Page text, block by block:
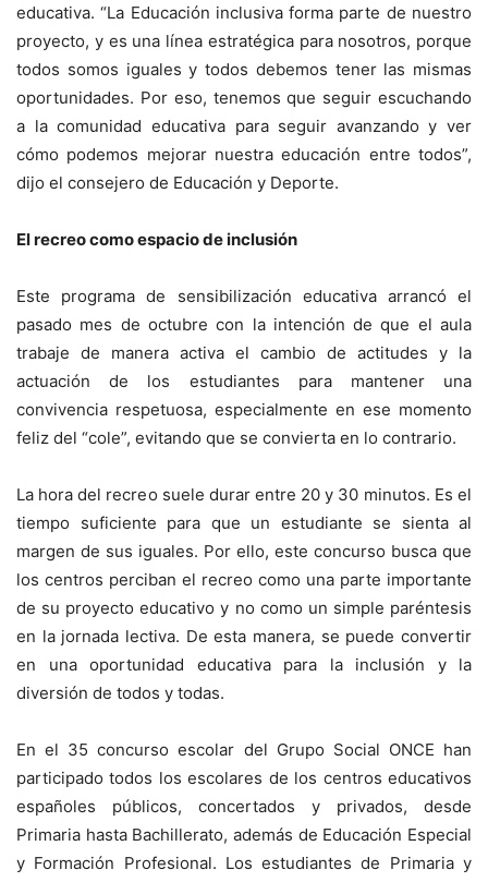
educativa. “La Educación inclusiva forma parte de nuestro
proyecto, y es una línea estratégica para nosotros, porque
todos somos iguales y todos debemos tener las mismas
oportunidades. Por eso, tenemos que seguir escuchando
a la comunidad educativa para seguir avanzando y ver
cómo podemos mejorar nuestra educación entre todos”,
dijo el consejero de Educación y Deporte.
El recreo como espacio de inclusión
Este programa de sensibilización educativa arrancó el
pasado mes de octubre con la intención de que el aula
trabaje de manera activa el cambio de actitudes y la
actuación de los estudiantes para mantener una
convivencia respetuosa, especialmente en ese momento
feliz del “cole”, evitando que se convierta en lo contrario.
La hora del recreo suele durar entre 20 y 30 minutos. Es el
tiempo suficiente para que un estudiante se sienta al
margen de sus iguales. Por ello, este concurso busca que
los centros perciban el recreo como una parte importante
de su proyecto educativo y no como un simple paréntesis
en la jornada lectiva. De esta manera, se puede convertir
en una oportunidad educativa para la inclusión y la
diversión de todos y todas.
En el 35 concurso escolar del Grupo Social ONCE han
participado todos los escolares de los centros educativos
españoles públicos, concertados y privados, desde
Primaria hasta Bachillerato, además de Educación Especial
y Formación Profesional. Los estudiantes de Primaria y